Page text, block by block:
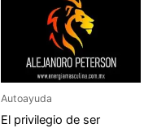
Autoayuda
El privilegio de ser